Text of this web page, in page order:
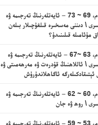
ئەنئام، 69 ~ 73 – ئايەتلەرنىڭ تەرجىمە ۋە
\ دىننى مەسخىرە قىلغۇچىلار بىلەن
مۇئامىلە قىلىنىدۇ؟
ئەنئام، 63 ~67 – ئايەتلەرنىڭ تەرجىمە ۋە
\ ئاللاھنىڭ قۇدرەت ۋە مەرھەمىتى ۋە
ئېتىقادكىلەرگە ئاگاھلاندۇرۇش
ئەنئام، 60 ~ 62 – ئايەتلەرنىڭ تەرجىمە ۋە
\ روھ ۋە جان
ئەنئام، 53 ~ 59 – ئايەتلەرنىڭ تەرجىمە ۋە